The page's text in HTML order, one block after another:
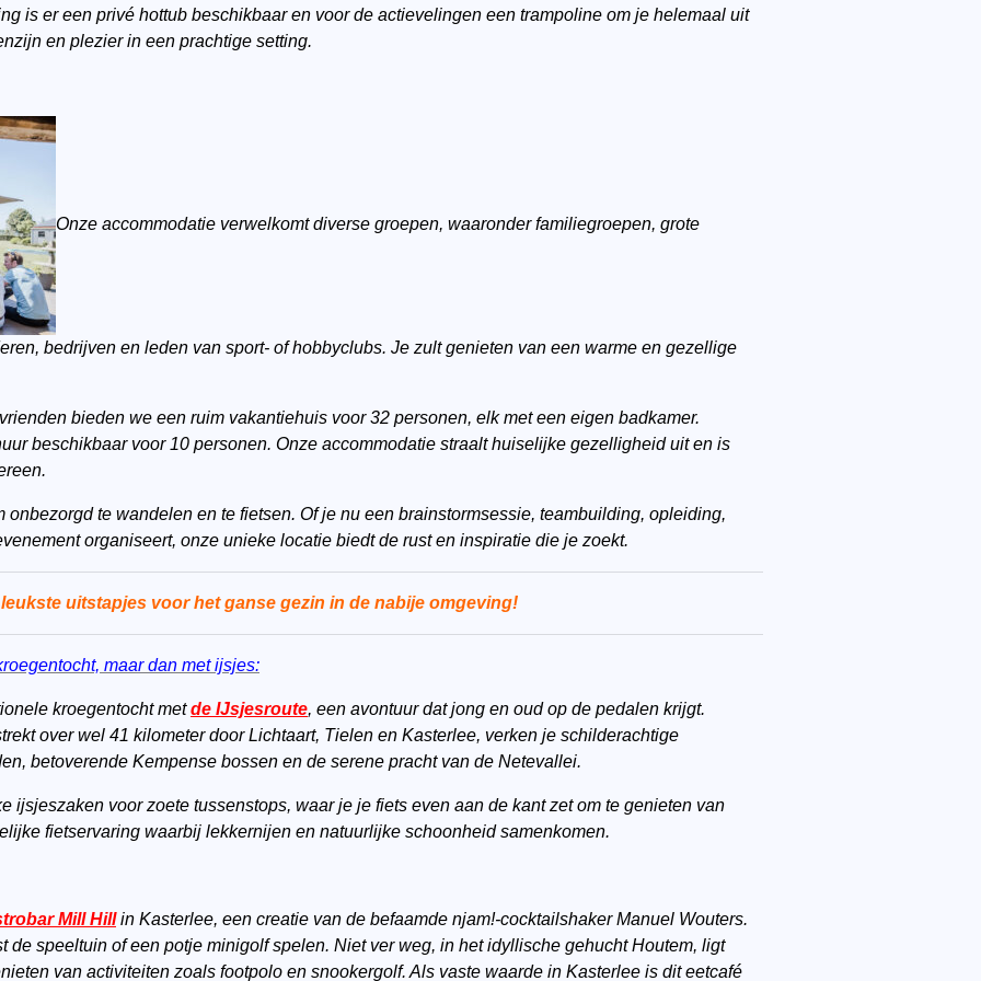
is er een privé hottub beschikbaar en voor de actievelingen een trampoline om je helemaal uit
en plezier in een prachtige setting.
Onze accommodatie verwelkomt diverse groepen, waaronder familiegroepen, grote
bedrijven en leden van sport- of hobbyclubs. Je zult genieten van een warme en gezellige
bieden we een ruim vakantiehuis voor 32 personen, elk met een eigen badkamer.
beschikbaar voor 10 personen. Onze accommodatie straalt huiselijke gezelligheid uit en is
te wandelen en te fietsen. Of je nu een brainstormsessie, teambuilding, opleiding,
organiseert, onze unieke locatie biedt de rust en inspiratie die je zoekt.
uitstapjes voor het ganse gezin in de nabije omgeving!
maar dan met ijsjes:
kroegentocht metde IJsjesroute, een avontuur dat jong en oud op de pedalen krijgt.
over wel 41 kilometer door Lichtaart, Tielen en Kasterlee, verken je schilderachtige
betoverende Kempense bossen en de serene pracht van de Netevallei.
ijsjeszaken voor zoete tussenstops, waar je je fiets even aan de kant zet om te genieten van
fietservaring waarbij lekkernijen en natuurlijke schoonheid samenkomen.
Mill Hillin Kasterlee, een creatie van de befaamde njam!-cocktailshaker Manuel Wouters.
de speeltuin of een potje minigolf spelen. Niet ver weg, in het idyllische gehucht Houtem, ligt
van activiteiten zoals footpolo en snookergolf. Als vaste waarde in Kasterlee is dit eetcafé